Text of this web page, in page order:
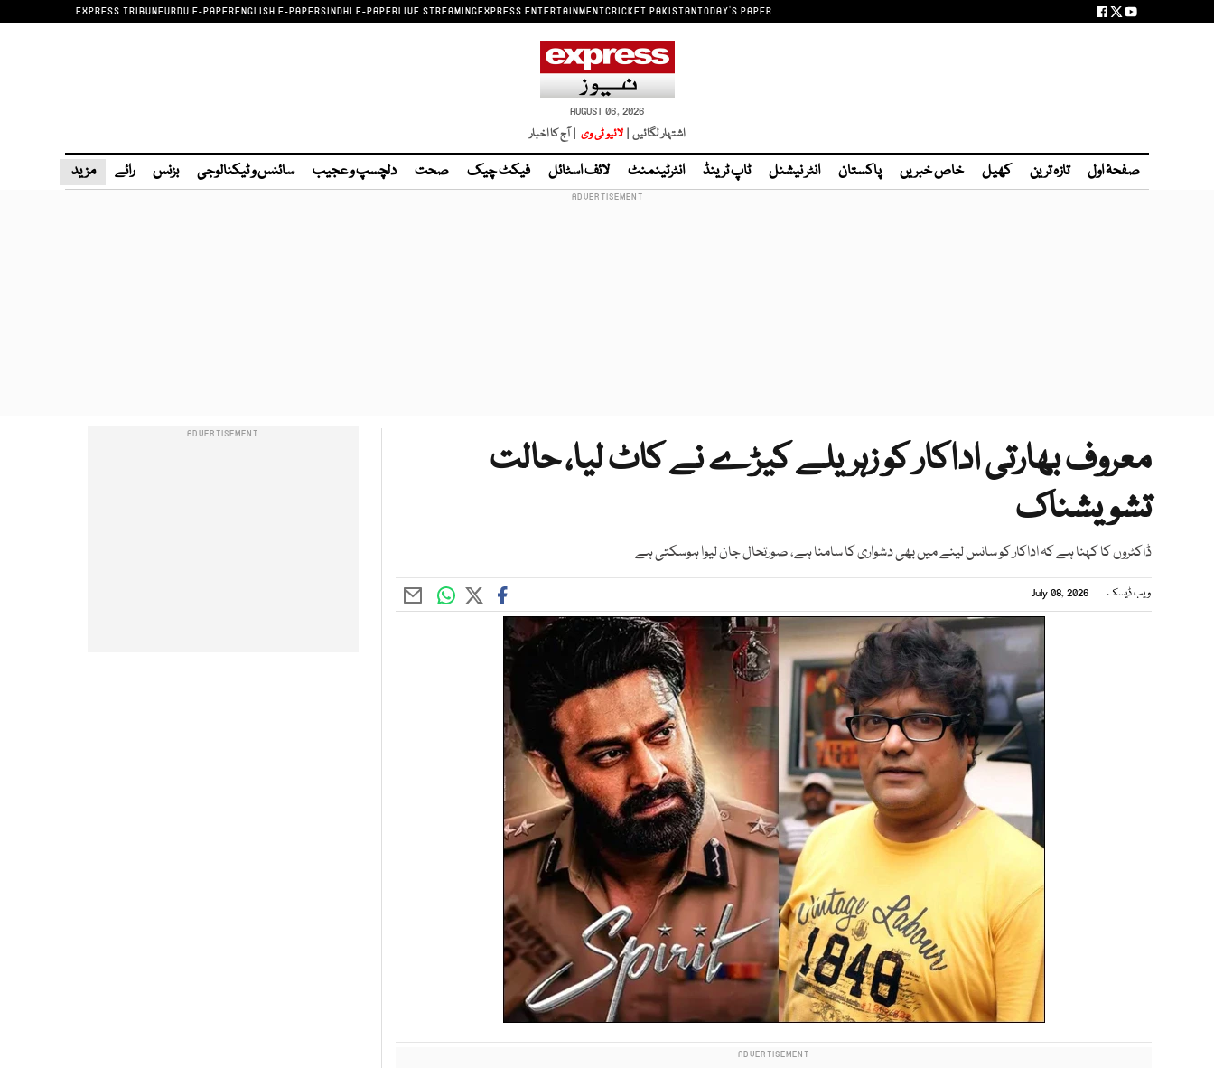
EXPRESS TRIBUNEURDU E-PAPERENGLISH E-PAPERSINDHI E-PAPERLIVE STREAMINGEXPRESS ENTERTAINMENTCRICKET PAKISTANTODAY'S PAPER
AUGUST 06, 2026
اشتہار لگائیں | لائیو ٹی وی | آج کا اخبار
صفحۂ اول تازہ ترین کھیل خاص خبریں پاکستان انٹر نیشنل ٹاپ ٹرینڈ انٹرٹینمنٹ لائف اسٹائل فیکٹ چیک صحت دلچسپ و عجیب سائنس و ٹیکنالوجی بزنس رائے مزید
معروف بھارتی اداکار کو زہریلے کیڑے نے کاٹ لیا، حالت
تشویشناک
ڈاکٹروں کا کہنا ہے کہ اداکار کو سانس لینے میں بھی دشواری کا سامنا ہے، صورتحال جان لیوا ہوسکتی ہے
ویب ڈیسک July 08, 2026